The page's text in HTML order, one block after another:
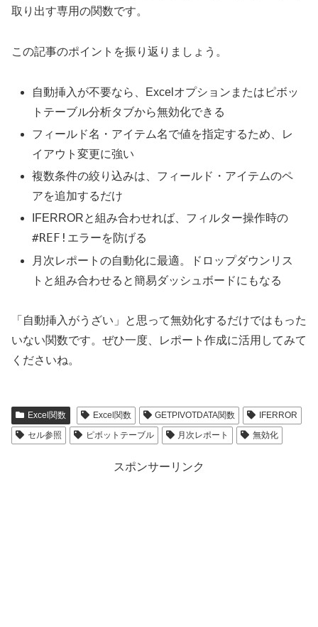
取り出す専用の関数です。
この記事のポイントを振り返りましょう。
自動挿入が不要なら、Excelオプションまたはピボッ
トテーブル分析タブから無効化できる
フィールド名・アイテム名で値を指定するため、レ
イアウト変更に強い
複数条件の絞り込みは、フィールド・アイテムのペ
アを追加するだけ
IFERRORと組み合わせれば、フィルター操作時の
#REF! エラーを防げる
月次レポートの自動化に最適。ドロップダウンリス
トと組み合わせると簡易ダッシュボードにもなる
「自動挿入がうざい」と思って無効化するだけではもった
いない関数です。ぜひ一度、レポート作成に活用してみて
くださいね。
Excel関数 Excel関数 GETPIVOTDATA関数
IFERROR
セル参照
ピボットテーブル 月次レポート 無効化
スポンサーリンク